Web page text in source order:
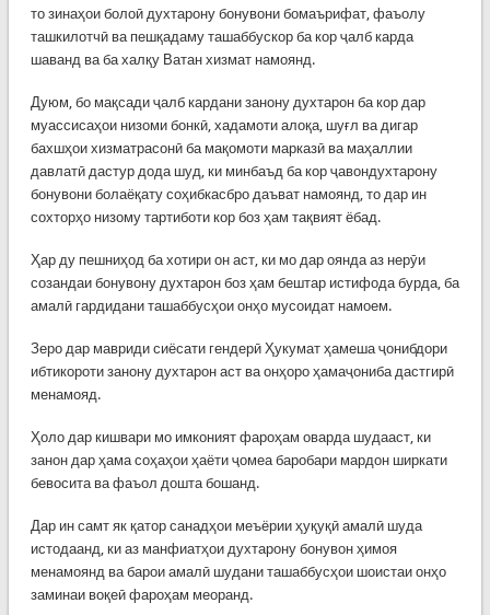
то зинаҳои болоӣ духтарону бонувони бомаърифат, фаъолу
ташкилотчӣ ва пешқадаму ташаббускор ба кор ҷалб карда
шаванд ва ба халқу Ватан хизмат намоянд.
Дуюм, бо мақсади ҷалб кардани занону духтарон ба кор дар
муассисаҳои низоми бонкӣ, хадамоти алоқа, шуғл ва дигар
бахшҳои хизматрасонӣ ба мақомоти марказӣ ва маҳаллии
давлатӣ дастур дода шуд, ки минбаъд ба кор ҷавондухтарону
бонувони болаёқату соҳибкасбро даъват намоянд, то дар ин
сохторҳо низому тартиботи кор боз ҳам тақвият ёбад.
Ҳар ду пешниҳод ба хотири он аст, ки мо дар оянда аз нерӯи
созандаи бонувону духтарон боз ҳам бештар истифода бурда, ба
амалӣ гардидани ташаббусҳои онҳо мусоидат намоем.
Зеро дар мавриди сиёсати гендерӣ Ҳукумат ҳамеша ҷонибдори
ибтикороти занону духтарон аст ва онҳоро ҳамаҷониба дастгирӣ
менамояд.
Ҳоло дар кишвари мо имконият фароҳам оварда шудааст, ки
занон дар ҳама соҳаҳои ҳаёти ҷомеа баробари мардон ширкати
бевосита ва фаъол дошта бошанд.
Дар ин самт як қатор санадҳои меъёрии ҳуқуқӣ амалӣ шуда
истодаанд, ки аз манфиатҳои духтарону бонувон ҳимоя
менамоянд ва барои амалӣ шудани ташаббусҳои шоистаи онҳо
заминаи воқеӣ фароҳам меоранд.